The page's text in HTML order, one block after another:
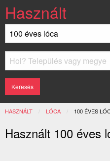
Használt
HASZNÁLT LÓCA JELENLEGI:
100 ÉVES
Használt 100 éves